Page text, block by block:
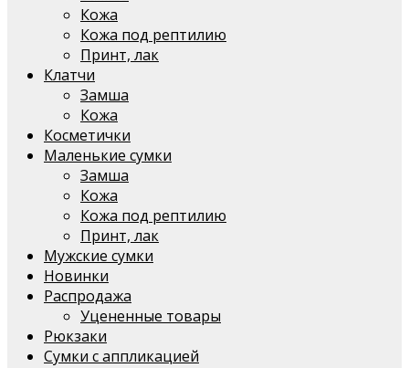
Кожа
Кожа под рептилию
Принт, лак
Клатчи
Замша
Кожа
Косметички
Маленькие сумки
Замша
Кожа
Кожа под рептилию
Принт, лак
Мужские сумки
Новинки
Распродажа
Уцененные товары
Рюкзаки
Сумки с аппликацией